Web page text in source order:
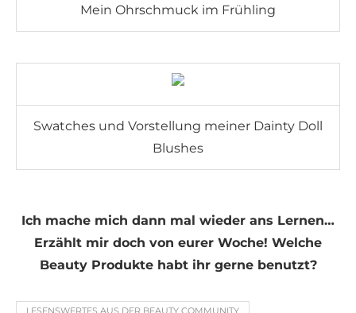
Mein Ohrschmuck im Frühling
Swatches und Vorstellung meiner Dainty Doll
Blushes
Ich mache mich dann mal wieder ans Lernen…
Erzählt mir doch von eurer Woche! Welche
Beauty Produkte habt ihr gerne benutzt?